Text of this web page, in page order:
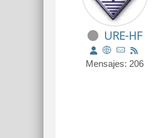
URE-HF
Mensajes: 206